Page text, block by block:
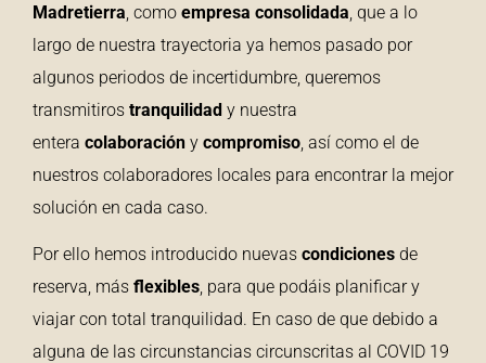
Madretierra , como empresa consolidada , que a lo
largo de nuestra trayectoria ya hemos pasado por
algunos periodos de incertidumbre, queremos
transmitiros tranquilidad y nuestra
entera colaboración y compromiso , así como el de
nuestros colaboradores locales para encontrar la mejor
solución en cada caso.
Por ello hemos introducido nuevas condiciones de
reserva, más flexibles, para que podáis planificar y
viajar con total tranquilidad. En caso de que debido a
alguna de las circunstancias circunscritas al COVID 19